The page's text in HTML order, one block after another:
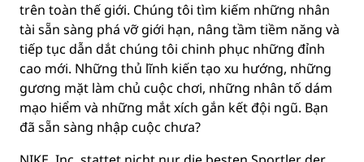
trên toàn thế giới. Chúng tôi tìm kiếm những nhân
tài sẵn sàng phá vỡ giới hạn, nâng tầm tiềm năng và
tiếp tục dẫn dắt chúng tôi chinh phục những đỉnh
cao mới. Những thủ lĩnh kiến tạo xu hướng, những
gương mặt làm chủ cuộc chơi, những nhân tố dám
mạo hiểm và những mắt xích gắn kết đội ngũ. Bạn
đã sẵn sàng nhập cuộc chưa?